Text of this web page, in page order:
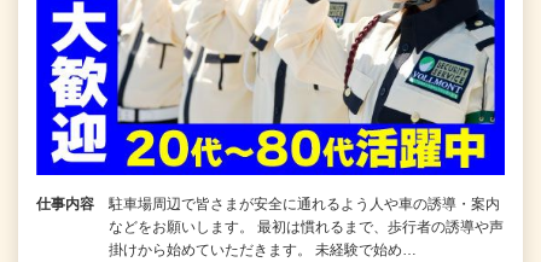
仕事内容
駐車場周辺で皆さまが安全に通れるよう人や車の誘導・案内
などをお願いします。 最初は慣れるまで、歩行者の誘導や声
掛けから始めていただきます。 未経験で始め…